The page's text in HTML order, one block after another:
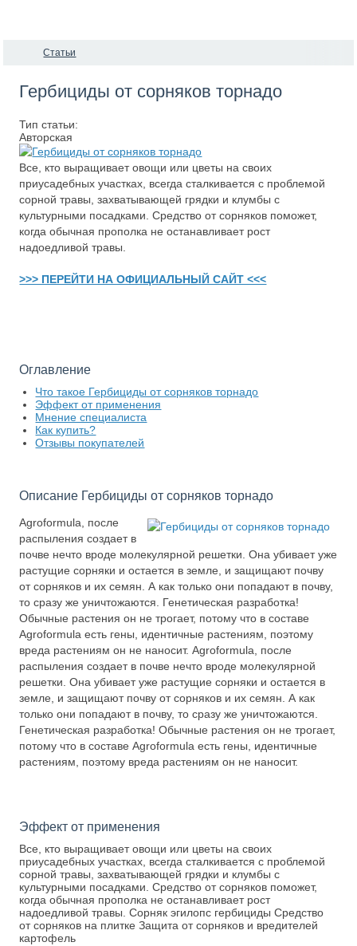
Статьи
Гербициды от сорняков торнадо
Тип статьи:
Авторская
Все, кто выращивает овощи или цветы на своих
приусадебных участках, всегда сталкивается с проблемой
сорной травы, захватывающей грядки и клумбы с
культурными посадками. Средство от сорняков поможет,
когда обычная прополка не останавливает рост
надоедливой травы.
>>> ПЕРЕЙТИ НА ОФИЦИАЛЬНЫЙ САЙТ <<<
Оглавление
Что такое Гербициды от сорняков торнадо
Эффект от применения
Мнение специалиста
Как купить?
Отзывы покупателей
Описание Гербициды от сорняков торнадо
Agroformula, после
распыления создает в
почве нечто вроде молекулярной решетки. Она убивает уже
растущие сорняки и остается в земле, и защищают почву
от сорняков и их семян. А как только они попадают в почву,
то сразу же уничтожаются. Генетическая разработка!
Обычные растения он не трогает, потому что в составе
Agroformula есть гены, идентичные растениям, поэтому
вреда растениям он не наносит. Agroformula, после
распыления создает в почве нечто вроде молекулярной
решетки. Она убивает уже растущие сорняки и остается в
земле, и защищают почву от сорняков и их семян. А как
только они попадают в почву, то сразу же уничтожаются.
Генетическая разработка! Обычные растения он не трогает,
потому что в составе Agroformula есть гены, идентичные
растениям, поэтому вреда растениям он не наносит.
Эффект от применения
Все, кто выращивает овощи или цветы на своих
приусадебных участках, всегда сталкивается с проблемой
сорной травы, захватывающей грядки и клумбы с
культурными посадками. Средство от сорняков поможет,
когда обычная прополка не останавливает рост
надоедливой травы. Сорняк эгилопс гербициды Средство
от сорняков на плитке Защита от сорняков и вредителей
картофель